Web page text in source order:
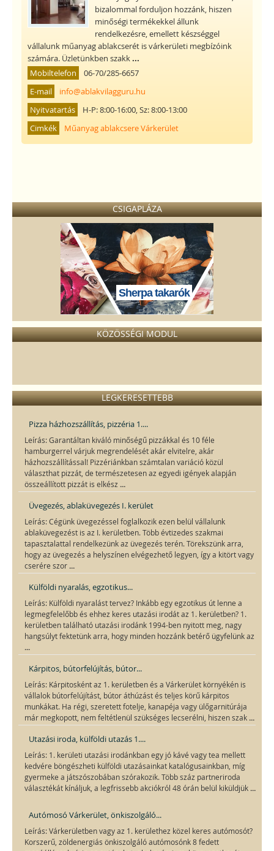
bizalommal forduljon hozzánk, hiszen
minőségi termékekkel állunk
rendelkezésre, emellett készséggel
vállalunk műanyag ablakcserét is várkerületi megbízóink
számára. Üzletünkben szakk...
Mobiltelefon
06-70/285-6657
E-mail
info@ablakvilagguru.hu
Nyitvatartás
H-P: 8:00-16:00, Sz: 8:00-13:00
Cimkék
Műanyag ablakcsere Várkerület
CSIGAPLÁZA
Sherpa takarók
KÖZÖSSÉGI MODUL
LEGKERESETTEBB
Pizza házhozszállítás, pizzéria 1....
Leírás: Garantáltan kiváló minőségű pizzákkal és 10 féle
hamburgerrel várjuk megrendelését akár elvitelre, akár
házhozszállítással! Pizzériánkban számtalan variáció közül
választhat pizzát, de természetesen az egyedi igények alapján
összeállított pizzát is elkész ...
Üvegezés, ablaküvegezés I. kerület
Leírás: Cégünk üvegezéssel foglalkozik ezen belül vállalunk
ablaküvegezést is az I. kerületben. Több évtizedes szakmai
tapasztalattal rendelkezünk az üvegezés terén. Törekszünk arra,
hogy az üvegezés a helyszínen elvégezhető legyen, így a kitört vagy
cserére szor ...
Külföldi nyaralás, egzotikus...
Leírás: Külföldi nyaralást tervez? Inkább egy egzotikus út lenne a
legmegfelelőbb és ehhez keres utazási irodát az 1. kerületben? 1.
kerületben található utazási irodánk 1994-ben nyitott meg, nagy
hangsúlyt fektetünk arra, hogy minden hozzánk betérő ügyfelünk az
...
Kárpitos, bútorfelújítás, bútor...
Leírás: Kárpitosként az 1. kerületben és a Várkerület környékén is
vállalok bútorfelújítást, bútor áthúzást és teljes körű kárpitos
munkákat. Ha régi, szeretett fotelje, kanapéja vagy ülőgarnitúrája
már megkopott, nem feltétlenül szükséges lecserélni, hiszen szak ...
Utazási iroda, külföldi utazás 1....
Leírás: 1. kerületi utazási irodánkban egy jó kávé vagy tea mellett
kedvére böngészheti külföldi utazásainkat katalógusainkban, míg
gyermeke a játszószobában szórakozik. Több száz partneriroda
választékát kínáljuk, a legfrissebb akciókról 48 órán belül kiküldjük ...
Autómosó Várkerület, önkiszolgáló...
Leírás: Várkerületben vagy az 1. kerülethez közel keres autómosót?
Korszerű, zöldenergiás önkiszolgáló autómosónk 8 fedett